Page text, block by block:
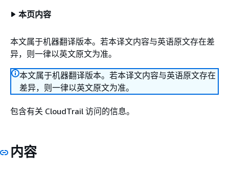
本页内容
本文属于机器翻译版本。若本译文内容与英语原文存在差
异，则一律以英文原文为准。
本文属于机器翻译版本。若本译文内容与英语原文存在
差异，则一律以英文原文为准。
包含有关 CloudTrail 访问的信息。
内容